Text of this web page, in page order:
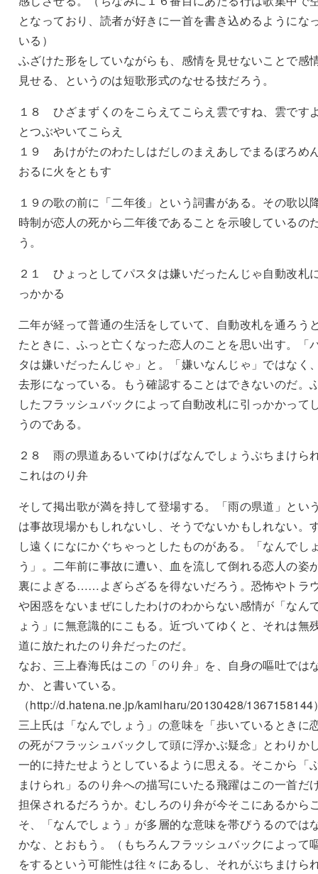
となっており、読者が好きに一首を書き込めるようにな
いる）
ふざけた形をしていながらも、感情を見せないことで感
見せる、というのは短歌形式のなせる技だろう。
１８ ひざまずくのをこらえてこらえ雲ですね、雲です
とつぶやいてこらえ
１９ あけがたのわたしはだしのまえあしでまるぼろめ
おるに火をともす
１９の歌の前に「二年後」という詞書がある。その歌以
時制が恋人の死から二年後であることを示唆しているの
う。
２１ ひょっとしてパスタは嫌いだったんじゃ自動改札
っかかる
二年が経って普通の生活をしていて、自動改札を通ろう
たときに、ふっと亡くなった恋人のことを思い出す。「
タは嫌いだったんじゃ」と。「嫌いなんじゃ」ではなく
去形になっている。もう確認することはできないのだ。
したフラッシュバックによって自動改札に引っかかって
うのである。
２８ 雨の県道あるいてゆけばなんでしょうぶちまけら
これはのり弁
そして掲出歌が満を持して登場する。「雨の県道」とい
は事故現場かもしれないし、そうでないかもしれない。
し遠くになにかぐちゃっとしたものがある。「なんでし
う」。二年前に事故に遭い、血を流して倒れる恋人の姿
裏によぎる……よぎらざるを得ないだろう。恐怖やトラ
や困惑をないまぜにしたわけのわからない感情が「なん
ょう」に無意識的にこもる。近づいてゆくと、それは無
道に放たれたのり弁だったのだ。
なお、三上春海氏はこの「のり弁」を、自身の嘔吐では
か、と書いている。
（http://d.hatena.ne.jp/kamiharu/20130428/1367158144
三上氏は「なんでしょう」の意味を「歩いているときに
の死がフラッシュバックして頭に浮かぶ疑念」とわりか
一的に持たせようとしているように思える。そこから「
まけられ」るのり弁への描写にいたる飛躍はこの一首だ
担保されるだろうか。むしろのり弁が今そこにあるから
そ、「なんでしょう」が多層的な意味を帯びうるのでは
かな、とおもう。（もちろんフラッシュバックによって
をするという可能性は往々にあるし、それがぶちまけら